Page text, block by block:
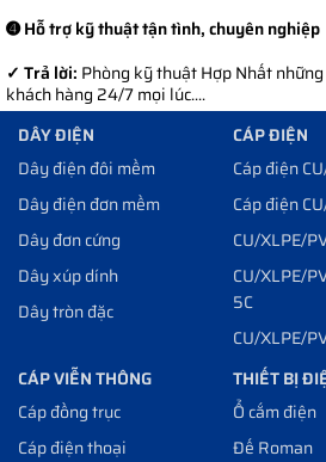
➍ Hỗ trợ kỹ thuật tận tình, chuyên nghiệp
✓ Trả lời: Phòng kỹ thuật Hợp Nhất
khách hàng 24/7 mọi lúc....
DÂY ĐIỆN
Dây điện đôi mềm
Dây điện đơn mềm
Dây đơn cứng
Dây xúp dính
Dây tròn đặc
CÁP ĐIỆN
Cáp điện
Cáp điện
CU/XLPE/
CU/XLPE/
5C
CU/XLPE/
CÁP VIỄN THÔNG
Cáp đồng trục
Cáp điện thoại
THIẾT BỊ
Ổ cắm điện
Đế Roman